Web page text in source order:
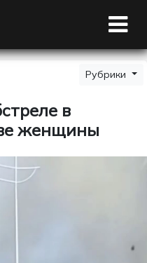
Рубрики
в
женщины